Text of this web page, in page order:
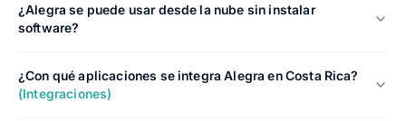
¿Alegra se puede usar desde la nube sin instalar
software?
¿Con qué aplicaciones se integra Alegra en Costa Rica?
(Integraciones)